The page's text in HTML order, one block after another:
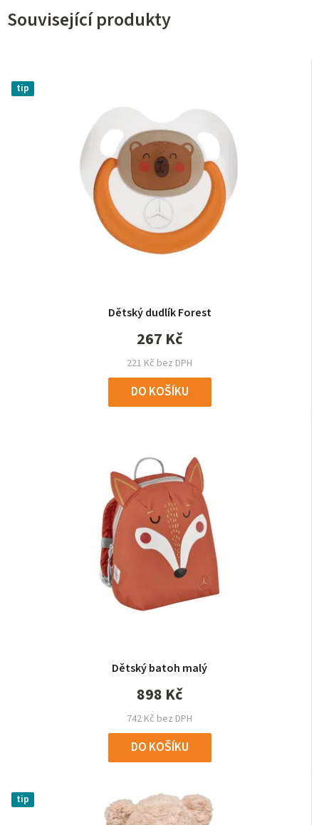
Související produkty
tip
Dětský dudlík Forest
221 Kč bez DPH
267 Kč
DO KOŠÍKU
Dětský batoh malý
742 Kč bez DPH
898 Kč
DO KOŠÍKU
tip